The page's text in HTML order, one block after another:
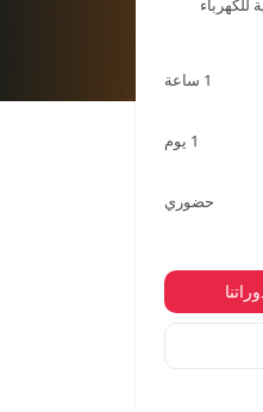
1 ساعة
1 يوم
حضوري